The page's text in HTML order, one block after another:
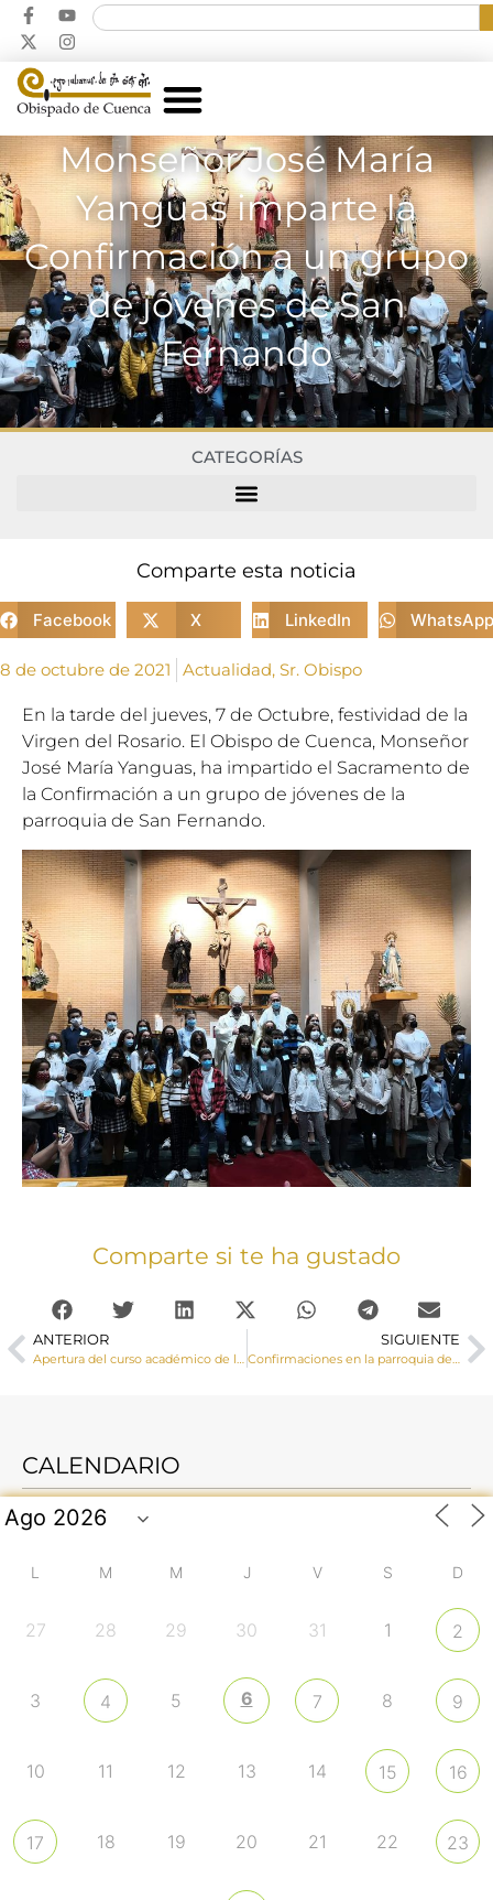
Monseñor José María
Yanguas imparte la
Confirmación a un grupo
de jóvenes de San
Fernando
CATEGORÍAS
Comparte esta noticia
Facebook X LinkedIn WhatsApp
8 de octubre de 2021 Actualidad, Sr. Obispo
En la tarde del jueves, 7 de Octubre, festividad de la
Virgen del Rosario. El Obispo de Cuenca, Monseñor
José María Yanguas, ha impartido el Sacramento de
la Confirmación a un grupo de jóvenes de la
parroquia de San Fernando.
Comparte si te ha gustado
ANTERIOR
Apertura del curso académico de la Escuela Diocesana de Ciencias Religiosas 2021-2022
SIGUIENTE
Confirmaciones en la parroquia de Villamayor de Santiago
CALENDARIO
L M M J V S D
27 28 29 30 31 1 2
3 4 5 6 7 8 9
10 11 12 13 14 15 16
17 18 19 20 21 22 23